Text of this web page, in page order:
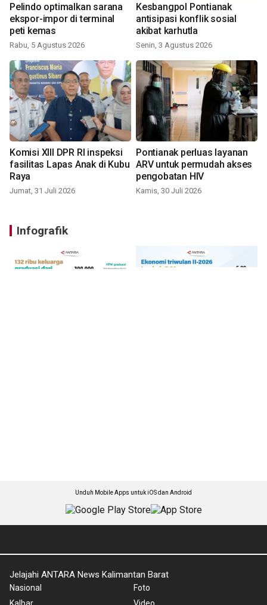
Pelindo optimalkan sarana
ekspor-impor di terminal
peti kemas
Rabu, 5 Agustus 2026
Kesbangpol Pontianak
antisipasi konflik sosial
akibat karhutla
Senin, 3 Agustus 2026
Komisi XIII DPR RI inspeksi
fasilitas Lapas Anak di Kubu
Raya
Jumat, 31 Juli 2026
Pontianak perluas layanan
ARV untuk permudah akses
pengobatan HIV
Kamis, 30 Juli 2026
Infografik
Unduh Mobile Apps untuk iOS dan Android
Jelajahi ANTARA News Kalimantan Barat
Nasional
Kalbar
Foto
Video